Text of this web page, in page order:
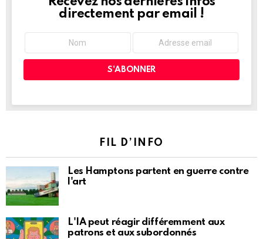
directement par email !
FIL D’INFO
Les Hamptons partent en guerre contre
l'art
L'IA peut réagir différemment aux
patrons et aux subordonnés